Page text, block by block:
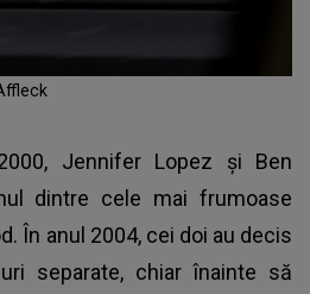
Jennifer Lopez și Ben
dintre cele mai frumoase
În anul 2004, cei doi au decis
separate, chiar înainte să